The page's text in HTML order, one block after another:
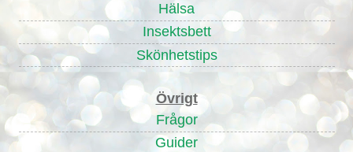
Hälsa
Insektsbett
Skönhetstips
Övrigt
Frågor
Guider